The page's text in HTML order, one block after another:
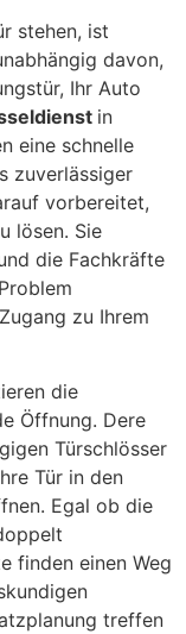
stehen, ist
davon,
Ihr Auto
in
eine schnelle
zuverlässiger
vorbereitet,
lösen. Sie
die Fachkräfte
zu Ihrem
die
Öffnung. Dere
Türschlösser
Tür in den
Egal ob die
finden einen Weg
treffen